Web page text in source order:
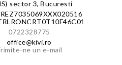
sector 3, Bucuresti
0722328775
office@kivi.ro
ne un e-mail